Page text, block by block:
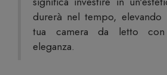
durerà nel tempo, elevando
tua camera da letto
eleganza.